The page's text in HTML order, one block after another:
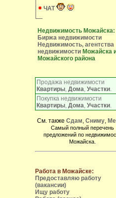
ЧАТ
Недвижимость Можайска:
Биржа недвижимости
Недвижимость, агентства
недвижимостиМожайска
Можайского района
Продажа недвижимости
Квартиры, Дома, Участки.
Покупка недвижимости
Квартиры, Дома, Участки.
См. также Сдам, Сниму,
Самый полный перечень
предложений по
Можайска.
Работа в Можайске:
Предоставляю работу
(вакансии)
Ищу работу